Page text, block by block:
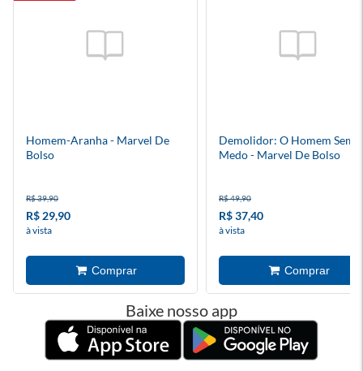
Homem-Aranha - Marvel De
Bolso
R$ 39,90
R$ 29,90
à vista
Demolidor: O Homem Sem
Medo - Marvel De Bolso
R$ 49,90
R$ 37,40
à vista
Baixe nosso app